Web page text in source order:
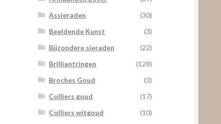
Assieraden
(30)
Beeldende Kunst
(3)
Bijzondere sieraden
(22)
Brilliantringen
(128)
Broches Goud
(3)
Colliers goud
(17)
Colliers witgoud
(10)